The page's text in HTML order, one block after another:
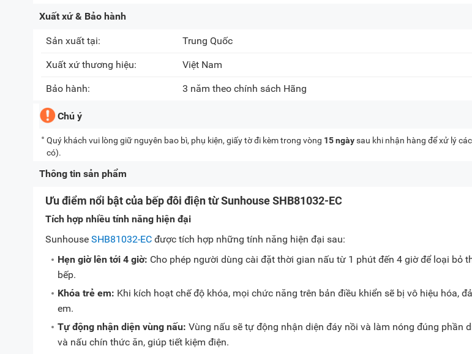
Xuất xứ & Bảo hành
Sản xuất tại: Trung Quốc
Xuất xứ thương hiệu: Việt Nam
Bảo hành: 3 năm theo chính sách Hãng
Chú ý
Quý khách vui lòng giữ nguyên bao bì, phụ kiện, giấy tờ đi kèm trong vòng 15 ngàysau khi nhận hàng để xử lý
có).
Thông tin sản phẩm
Ưu điểm nổi bật của bếp đôi điện từ Sunhouse SHB81032-EC
Tích hợp nhiều tính năng hiện đại
Sunhouse SHB81032-EC được tích hợp những tính năng hiện đại sau:
Hẹn giờ lên tới 4 giờ: Cho phép người dùng cài đặt thời gian nấu từ 1 phút đến 4 giờ để loại bỏ
bếp.
Khóa trẻ em: Khi kích hoạt chế độ khóa, mọi chức năng trên bản điều khiển sẽ bị vô hiệu hóa,
em.
Tự động nhận diện vùng nấu: Vùng nấu sẽ tự động nhận diện đáy nồi và làm nóng đúng phần
và nấu chín thức ăn, giúp tiết kiệm điện.